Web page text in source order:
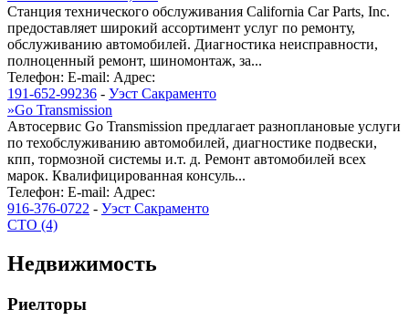
Станция технического обслуживания California Car Parts, Inc.
предоставляет широкий ассортимент услуг по ремонту,
обслуживанию автомобилей. Диагностика неисправности,
полноценный ремонт, шиномонтаж, за...
Телефон: E-mail: Адрес:
191-652-99236 - Уэст Сакраменто
»Go Transmission
Автосервис Go Transmission предлагает разноплановые услуги
по техобслуживанию автомобилей, диагностике подвески,
кпп, тормозной системы и.т. д. Ремонт автомобилей всех
марок. Квалифицированная консуль...
Телефон: E-mail: Адрес:
916-376-0722 - Уэст Сакраменто
СТО (4)
Недвижимость
Риелторы